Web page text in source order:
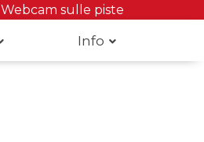
Webcam sulle piste
Info